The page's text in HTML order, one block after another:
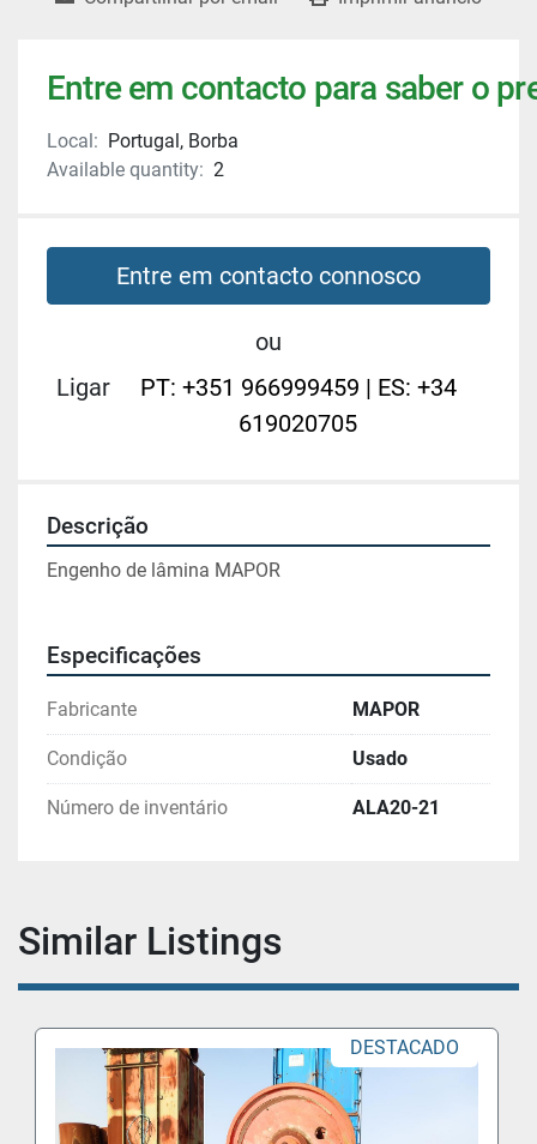
Entre em contacto para saber o
Local: Portugal, Borba
Available quantity: 2
Entre em contacto connosco
ou
Ligar
PT: +351 966999459 | ES: +34
619020705
Descrição
Engenho de lâmina MAPOR
Especificações
Fabricante MAPOR
Condição Usado
Número de inventário ALA20-21
Similar Listings
DESTACADO